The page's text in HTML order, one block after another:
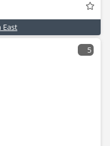
East
5